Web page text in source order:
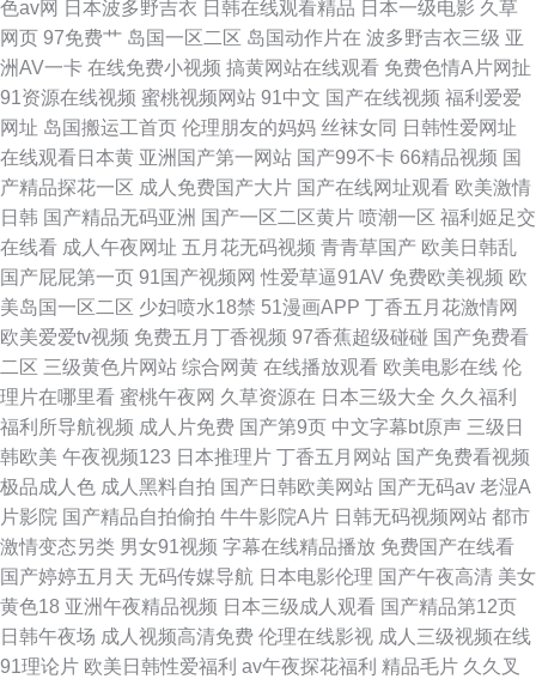
色av网 日本波多野吉衣 日韩在线观看精品 日本一级电影 久草
网页 97免费艹 岛国一区二区 岛国动作片在 波多野吉衣三级 亚
洲AV一卡 在线免费小视频 搞黄网站在线观看 免费色情A片网扯
91资源在线视频 蜜桃视频网站 91中文 国产在线视频 福利爱爱
网址 岛国搬运工首页 伦理朋友的妈妈 丝袜女同 日韩性爱网址
在线观看日本黄 亚洲国产第一网站 国产99不卡 66精品视频 国
产精品探花一区 成人免费国产大片 国产在线网址观看 欧美激情
日韩 国产精品无码亚洲 国产一区二区黄片 喷潮一区 福利姬足交
在线看 成人午夜网址 五月花无码视频 青青草国产 欧美日韩乱
国产屁屁第一页 91国产视频网 性爱草逼91AV 免费欧美视频 欧
美岛国一区二区 少妇喷水18禁 51漫画APP 丁香五月花激情网
欧美爱爱tv视频 免费五月丁香视频 97香蕉超级碰碰 国产免费看
二区 三级黄色片网站 综合网黄 在线播放观看 欧美电影在线 伦
理片在哪里看 蜜桃午夜网 久草资源在 日本三级大全 久久福利
福利所导航视频 成人片免费 国产第9页 中文字幕bt原声 三级日
韩欧美 午夜视频123 日本推理片 丁香五月网站 国产免费看视频
极品成人色 成人黑料自拍 国产日韩欧美网站 国产无码av 老湿A
片影院 国产精品自拍偷拍 牛牛影院A片 日韩无码视频网站 都市
激情变态另类 男女91视频 字幕在线精品播放 免费国产在线看
国产婷婷五月天 无码传媒导航 日本电影伦理 国产午夜高清 美女
黄色18 亚洲午夜精品视频 日本三级成人观看 国产精品第12页
日韩午夜场 成人视频高清免费 伦理在线影视 成人三级视频在线
91理论片 欧美日韩性爱福利 av午夜探花福利 精品毛片 久久叉